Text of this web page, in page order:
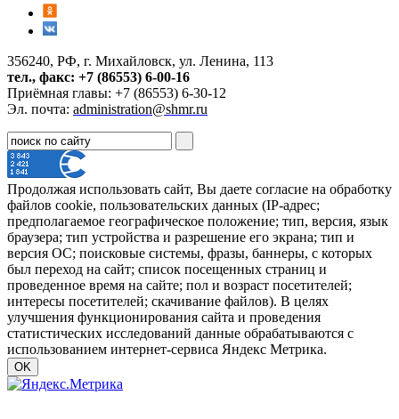
356240, РФ, г. Михайловск, ул. Ленина, 113
тел., факс: +7 (86553) 6-00-16
Приёмная главы: +7 (86553) 6-30-12
Эл. почта: administration@shmr.ru
Продолжая использовать сайт, Вы даете согласие на обработку
файлов cookie, пользовательских данных (IP-адрес;
предполагаемое географическое положение; тип, версия, язык
браузера; тип устройства и разрешение его экрана; тип и
версия ОС; поисковые системы, фразы, баннеры, с которых
был переход на сайт; список посещенных страниц и
проведенное время на сайте; пол и возраст посетителей;
интересы посетителей; скачивание файлов). В целях
улучшения функционирования сайта и проведения
статистических исследований данные обрабатываются с
использованием интернет-сервиса Яндекс Метрика.
OK